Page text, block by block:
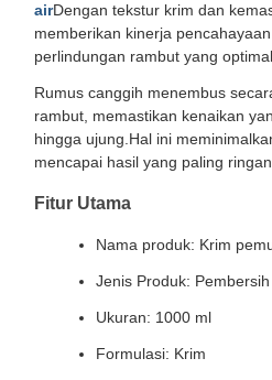
airDengan tekstur krim dan
memberikan kinerja
perlindungan rambut yang optimal.
Rumus canggih menembus
rambut, memastikan kenaikan
hingga ujung.Hal ini
mencapai hasil yang paling ringan.
Fitur Utama
Nama produk: Krim
Jenis Produk:
Ukuran: 1000 ml
Formulasi: Krim